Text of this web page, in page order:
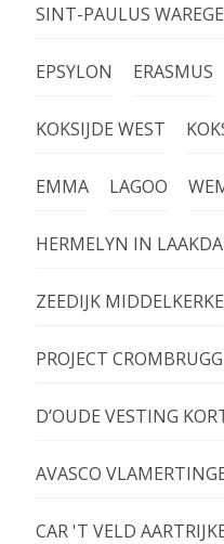
SINT-PAULUS
EPSYLON ERASMUS
KOKSIJDE WEST
EMMA LAGOO
HERMELYN IN
ZEEDIJK MIDDELKERKE
PROJECT
D’OUDE VESTING
AVASCO
CAR 'T VELD